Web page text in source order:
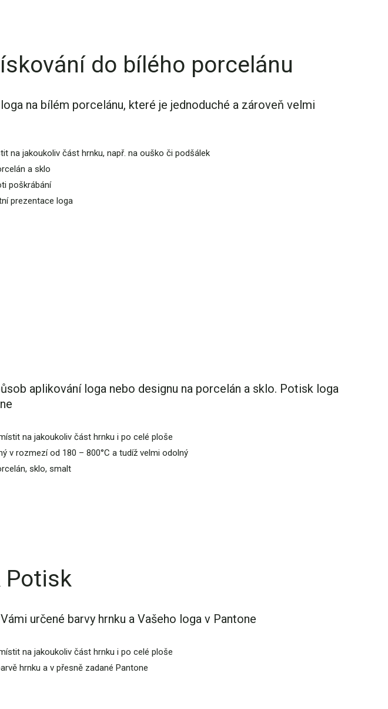
do bílého porcelánu
na bílém porcelánu, které je jednoduché a zároveň velmi
na jakoukoliv část hrnku, např. na ouško či podšálek
a sklo
poškrábání
prezentace loga
aplikování loga nebo designu na porcelán a sklo. Potisk loga
na jakoukoliv část hrnku i po celé ploše
v rozmezí od 180 – 800°C a tudíž velmi odolný
sklo, smalt
Potisk
určené barvy hrnku a Vašeho loga v Pantone
na jakoukoliv část hrnku i po celé ploše
hrnku a v přesně zadané Pantone